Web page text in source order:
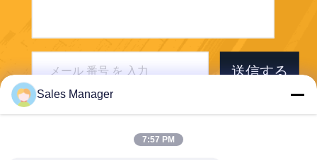
送信する
Sales Manager
7:57 PM